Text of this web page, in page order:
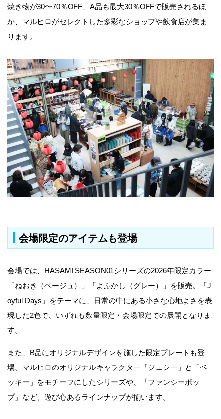
焼き物が30〜70％OFF、A品も最大30％OFFで販売されるほ
か、マルヒロがセレクトした多彩なショップや飲食店が集ま
ります。
会場限定のアイテムも登場
会場では、HASAMI SEASON01シリーズの2026年限定カラー
「ねおき（ベージュ）」「よふかし（グレー）」を販売。「J
oyful Days」をテーマに、日常の中にある小さな心地よさを表
現した2色で、いずれも数量限定・会場限定での展開となりま
す。
また、B品にオリジナルデザインを施した限定プレートも登
場。マルヒロのオリジナルキャラクター「ジェシー」と「ベ
ッキー」をモチーフにしたシリーズや、「ファンシーポッ
プ」など、遊び心あるラインナップが揃います。